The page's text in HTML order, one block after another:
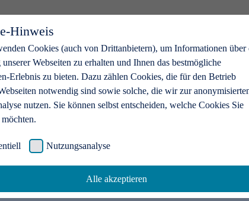
Hinweis
Cookies (auch von Drittanbietern), um Informationen über
Webseiten zu erhalten und Ihnen das bestmögliche
Erlebnis zu bieten. Dazu zählen Cookies, die für den Betrieb
notwendig sind sowie solche, die wir zur
nutzen. Sie können selbst entscheiden, welche Cookies Sie
Nutzungsanalyse
Alle akzeptieren